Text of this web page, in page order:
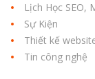
Lịch Học SEO,
Sự Kiện
Thiết kế
Tin công nghệ